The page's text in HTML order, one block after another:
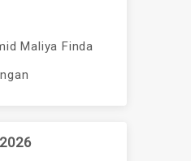
Maliya Finda